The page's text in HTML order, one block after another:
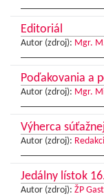
Editoriál
Autor (zdroj): Mgr.
Poďakovania a
Autor (zdroj): Mgr.
Výherca
Autor (zdroj):
Jedálny lístok
Autor (zdroj): ŽP